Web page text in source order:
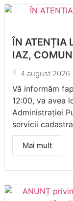
ÎN ATENȚIA
IAZ,
4 august 2026
Vă informăm
12:00, va avea
Administrației
servicii
Mai mult